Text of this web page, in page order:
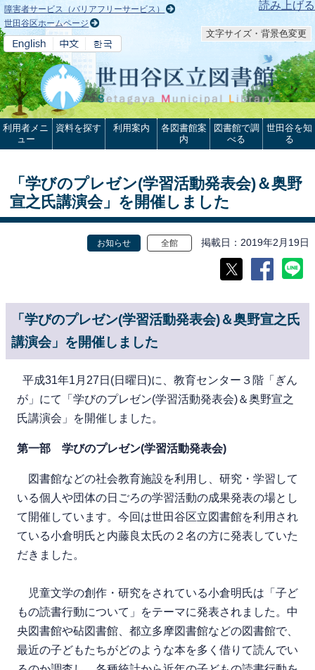
本文へ 読み上げる
障害者サービス（バリアフリーサービス）
世田谷区ホームページ
文字サイズ・背景色変更
利用者メニ
ュー
資料を探す 利用案内
各図書館案
内
図書館で調
べる
世田谷を知
る
「学びのプレゼン(学習活動発表会)＆奥野
宣之氏講演会」を開催しました
お知らせ 全館 掲載日 2019年2月19日
「学びのプレゼン(学習活動発表会)＆奥野宣之氏
講演会」を開催しました
平成31年1月27日(日曜日)に、教育センター３階「ぎん
が」にて「学びのプレゼン(学習活動発表会)＆奥野宣之
氏講演会」を開催しました。
第一部 学びのプレゼン(学習活動発表会)
図書館などの社会教育施設を利用し、研究・学習して
いる個人や団体の日ごろの学習活動の成果発表の場とし
て開催しています。今回は世田谷区立図書館を利用され
ている小倉明氏と内藤良太氏の２名の方に発表していた
だきました。
児童文学の創作・研究をされている小倉明氏は「子ど
もの読書行動について」をテーマに発表されました。中
央図書館や砧図書館、都立多摩図書館などの図書館で、
最近の子どもたちがどのような本を多く借りて読んでい